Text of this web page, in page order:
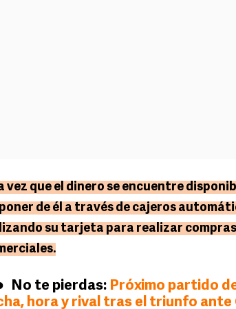
vez que el dinero se encuentre
de él a través de cajeros
su tarjeta para realizar
No te pierdas: Próximo partido
hora y rival tras el triunfo ante